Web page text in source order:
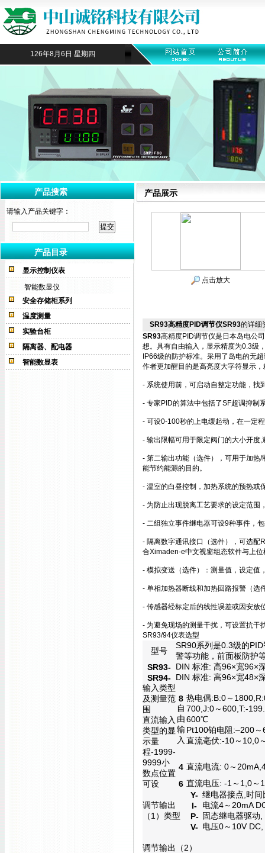
126年8月6日 星期四
产品搜索
请输入产品关键字：
产品目录
显示控制仪表
智能数显仪
安全存储柜系列
温度测量
实验台柜
隔离器、配电器
智能数显表
产品展示
点击放大
SR93高精度PID调节仪SR93的详细
SR93高精度PID调节仪是日本岛电公
想。具有自由输入，显示精度为0.3级
IP66级的防护标准。采用了岛电的无
作者更加醒目的是高亮度大字符显示
- 系统使用前，可启动自整定功能，找
- 专家PID的算法中包括了SF超调抑制
- 可设0-100秒的上电缓起动，在一定
- 输出限幅可用于限定阀门的大小开度
- 第二输出功能（选件），可用于加热
能节约能源的目的。
- 温室的白昼控制，加热系统的预热或
- 为防止出现脱离工艺要求的设定范围
- 二组独立事件继电器可设9种事件，
- 隔离数字通讯接口（选件），可选
合Ximaden-e中文视窗组态软件与上
- 模拟变送（选件）：测量值，设定值
- 单相加热器断线和加热回路报警（选
- 传感器经标定后的线性误差或因安放
- 为避免现场的测量干扰，可设置抗干
SR93/94仪表选型
型号
SR90系列是0.3级的PID
警等功能，前面板防护
SR93- DIN 标准: 高96×宽96×
SR94- DIN 标准: 高96×宽48×
输入类型
及测量范
围
直流输入
类型的显
示量
程-1999-
9999小
数点位置
可设
8
自
由
输
入
热电偶:B:0～
700,J:0～600,T:-
600℃
Pt100铂电阻:–200
直流毫伏:-10～10,0
4 直流电流: 0～
6 直流电压: -1～1,0～
调节输出
（1）类型
Y- 继电器接点 时间
I-
电流4～20mA
P- 固态继电器驱动
V- 电压0～10V
调节输出
（2）